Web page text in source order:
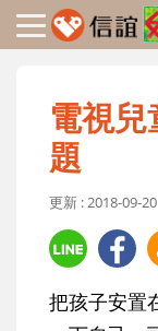
電視
題
更新 : 2018-09-20
把孩子安置